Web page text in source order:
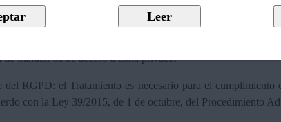
de datos, se le informa que los datos facilitados a través
tramitar su de acceso a zona privada.
RGPD: el Tratamiento es necesario para el
con la Ley 39/2015, de 1 de octubre, del Procedimiento